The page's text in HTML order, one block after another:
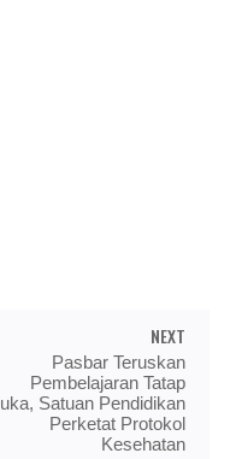
NEXT
Pasbar Teruskan
Pembelajaran Tatap
Satuan Pendidikan
Perketat Protokol
Kesehatan